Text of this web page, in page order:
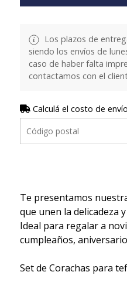
Los plazos de
siendo los envíos de
caso de haber falta
contactamos con el
Calculá el costo de envío
Te presentamos
que unen la delicadeza
Ideal para regalar a
cumpleaños,
Set de Corachas para